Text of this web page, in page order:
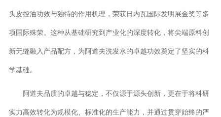
头皮控油功效与独特的作用机理，荣获日内瓦国际发明展金奖等多
项国际殊荣。这种从基础研究到产业化的深度转化，将尖端原料创
新无缝融入产品配方，为阿道夫洗发水的卓越功效奠定了坚实的科
学基础。
阿道夫品质的卓越与稳定，不仅源于源头创新，更在于将科研
实力高效转化为规模化、标准化的生产能力，并通过贯穿始终的严